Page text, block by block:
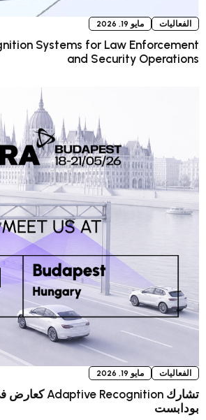
GPEC 2026: Recognition Systems
and
تشارك Adaptive Recognition كعارض في TRA 2026 في